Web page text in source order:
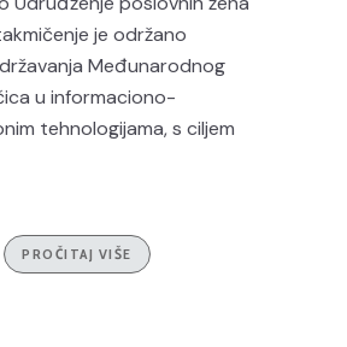
je održano
Međunarodnog
u informaciono-
tehnologijama, s ciljem
PROČITAJ VIŠE